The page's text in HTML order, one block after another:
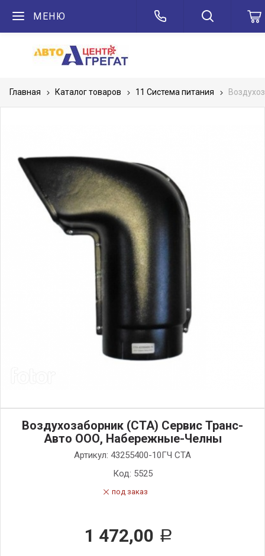
МЕНЮ
Главная Каталог товаров 11 Система питания
Воздухозаборник (СТА) Сервис Транс-
Авто ООО, Набережные-Челны
Артикул: 43255400-10ГЧ СТА
Код: 5525
под заказ
1 472,00 Р